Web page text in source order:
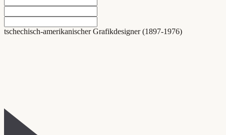
tschechisch-amerikanischer Grafikdesigner (1897-1976)